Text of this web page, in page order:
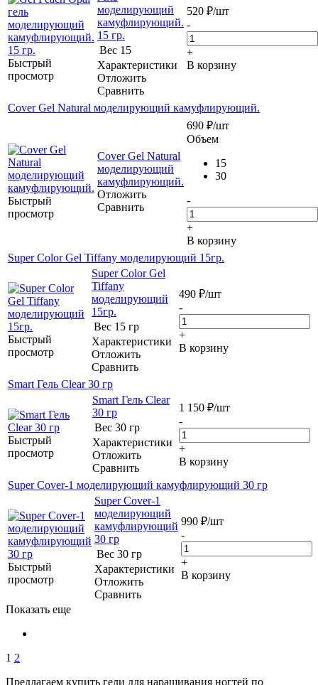
Быстрый
просмотр
моделирующий
камуфлирующий.
15 гр.
Вес 15
Характеристики
Отложить
Сравнить
520 ₽/шт
-
+
В корзину
Cover Gel Natural моделирующий камуфлирующий.
Быстрый
просмотр
Cover Gel Natural
моделирующий
камуфлирующий.
Отложить
Сравнить
690 ₽/шт
Объем
15
30
-
+
В корзину
Super Color Gel Tiffany моделирующий 15гр.
Быстрый
просмотр
Super Color Gel
Tiffany
моделирующий
15гр.
Вес 15 гр
Характеристики
Отложить
Сравнить
490 ₽/шт
-
+
В корзину
Smart Гель Clear 30 гр
Быстрый
просмотр
Smart Гель Clear
30 гр
Вес 30 гр
Характеристики
Отложить
Сравнить
1 150 ₽/шт
-
+
В корзину
Super Cover-1 моделирующий камуфлирующий 30 гр
Быстрый
просмотр
Super Cover-1
моделирующий
камуфлирующий
30 гр
Вес 30 гр
Характеристики
Отложить
Сравнить
990 ₽/шт
-
+
В корзину
Показать еще
1 2
Предлагаем купить гели для наращивания ногтей по